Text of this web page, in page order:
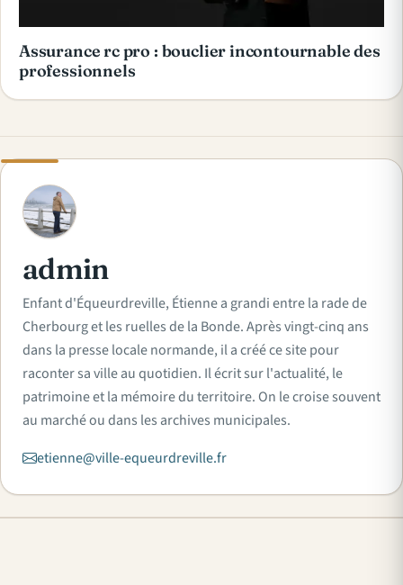
Assurance rc pro : bouclier incontournable des
professionnels
A
admin
Enfant d'Équeurdreville, Étienne a grandi entre la rade de
Cherbourg et les ruelles de la Bonde. Après vingt-cinq ans
dans la presse locale normande, il a créé ce site pour
raconter sa ville au quotidien. Il écrit sur l'actualité, le
patrimoine et la mémoire du territoire. On le croise souvent
au marché ou dans les archives municipales.
etienne@ville-equeurdreville.fr